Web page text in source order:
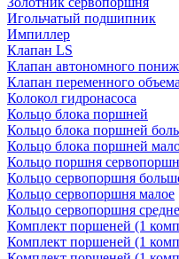
Игольчатый подшипник
Импиллер
Клапан LS
Клапан автономного
Клапан переменного объема
Колокол гидронасоса
Кольцо блока поршней
Кольцо блока поршней
Кольцо блока поршней
Кольцо поршня
Кольцо сервопоршня
Кольцо сервопоршня малое
Кольцо сервопоршня
Комплект поршеней (1
Комплект поршеней (1